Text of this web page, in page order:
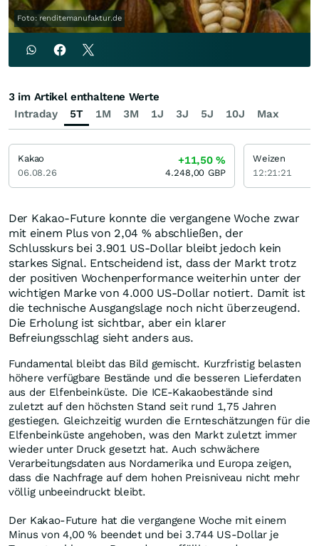
Foto: renditemanufaktur.de
Der Kakao-Future konnte die vergangene Woche zwar
mit einem Plus von 2,04 % abschließen, der
Schlusskurs bei 3.901 US-Dollar bleibt jedoch kein
starkes Signal. Entscheidend ist, dass der Markt trotz
der positiven Wochenperformance weiterhin unter der
wichtigen Marke von 4.000 US-Dollar notiert. Damit ist
die technische Ausgangslage noch nicht überzeugend.
Die Erholung ist sichtbar, aber ein klarer
Befreiungsschlag sieht anders aus.
Fundamental bleibt das Bild gemischt. Kurzfristig belasten
höhere verfügbare Bestände und die besseren Lieferdaten
aus der Elfenbeinküste. Die ICE-Kakaobestände sind
zuletzt auf den höchsten Stand seit rund 1,75 Jahren
gestiegen. Gleichzeitig wurden die Ernteschätzungen für die
Elfenbeinküste angehoben, was den Markt zuletzt immer
wieder unter Druck gesetzt hat. Auch schwächere
Verarbeitungsdaten aus Nordamerika und Europa zeigen,
dass die Nachfrage auf dem hohen Preisniveau nicht mehr
völlig unbeeindruckt bleibt.
Der Kakao-Future hat die vergangene Woche mit einem
Minus von 4,00 % beendet und bei 3.744 US-Dollar je
Intraday 5T 1M 3M 1J 3J 5J 10J Max
3 im Artikel enthaltene Werte
Kakao
06.08.26
+11,50%
4.248,00 GBP
Weizen
12:21:21